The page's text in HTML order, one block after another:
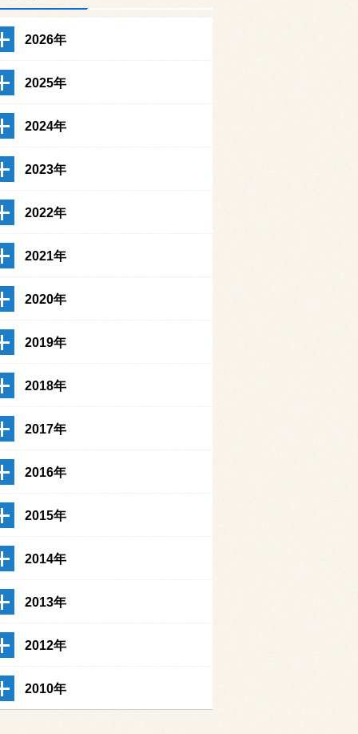
2026年
2025年
2024年
2023年
2022年
2021年
2020年
2019年
2018年
2017年
2016年
2015年
2014年
2013年
2012年
2010年